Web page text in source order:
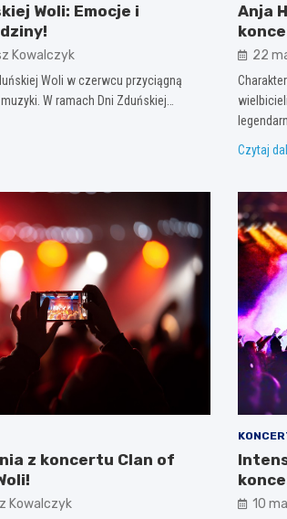
Woli: Emocje i
Kowalczyk
Woli w czerwcu przyciągną
W ramach Dni Zduńskiej…
Anja
22
Czytaj
z koncertu Clan of
Kowalczyk 10